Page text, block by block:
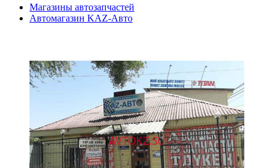
Магазины автозапчастей
Автомагазин KAZ-Авто